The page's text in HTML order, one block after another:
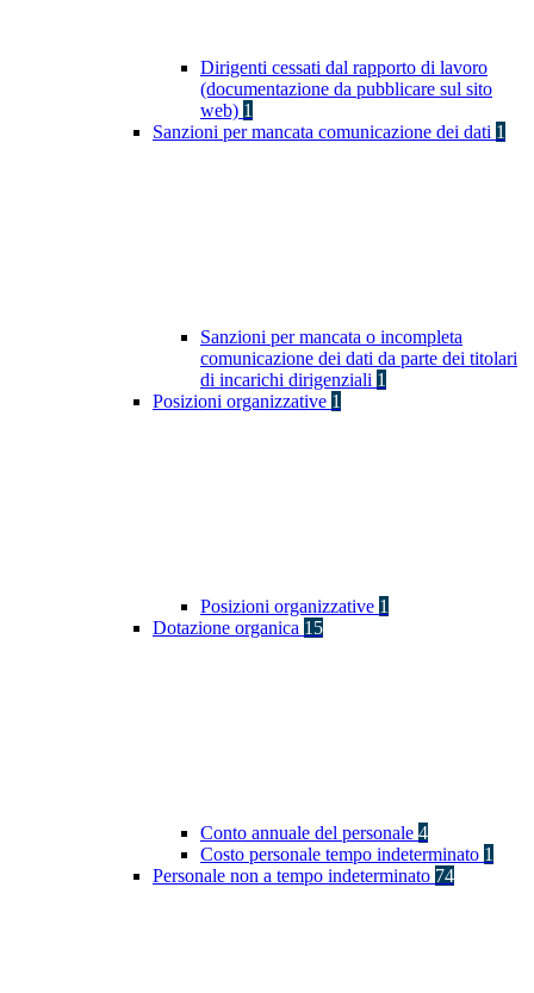
Dirigenti cessati dal rapporto di lavoro
(documentazione da pubblicare sul sito
web) 1
Sanzioni per mancata comunicazione dei dati 1
Sanzioni per mancata o incompleta
comunicazione dei dati da parte dei titolari
di incarichi dirigenziali 1
Posizioni organizzative 1
Posizioni organizzative 1
Dotazione organica 15
Conto annuale del personale 4
Costo personale tempo indeterminato 1
Personale non a tempo indeterminato 74